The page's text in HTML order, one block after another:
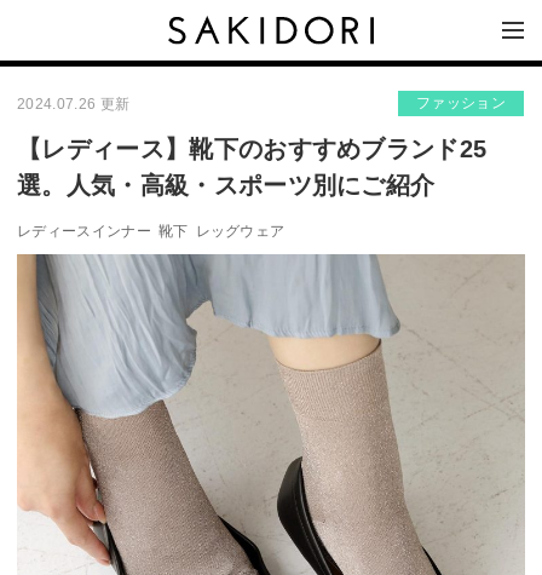
2024.07.26 更新 ファッション
【レディース】靴下のおすすめブランド25
選。人気・高級・スポーツ別にご紹介
レディースインナー 靴下 レッグウェア